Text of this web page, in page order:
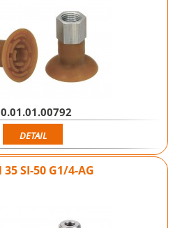
DETAIL
35 SI-50 G1/4-AG